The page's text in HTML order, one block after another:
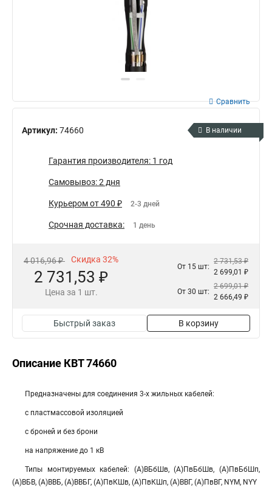
Артикул: 74660
Сравнить
В наличии
Гарантия производителя: 1 год
Самовывоз: 2 дня
Курьером от 490 ₽ 2-3 дней
Срочная доставка: 1 день
4 016,96 ₽ Скидка 32%
2 731,53 ₽
Цена за 1 шт.
От 15 шт:
2 731,53 ₽
2 699,01 ₽
От 30 шт:
2 699,01 ₽
2 666,49 ₽
Быстрый заказ В корзину
Описание КВТ 74660
Предназначены для соединения 3-х жильных кабелей:
с пластмассовой изоляцией
с броней и без брони
на напряжение до 1 кВ
Типы монтируемых кабелей: (А)ВБбШв, (А)ПвБбШв, (А)ПвБбШп,
(А)ВБВ, (А)ВВБ, (А)ВВБГ, (А)ПвКШв, (А)ПвКШп, (А)ВВГ, (А)ПвВГ, NYM, NYY